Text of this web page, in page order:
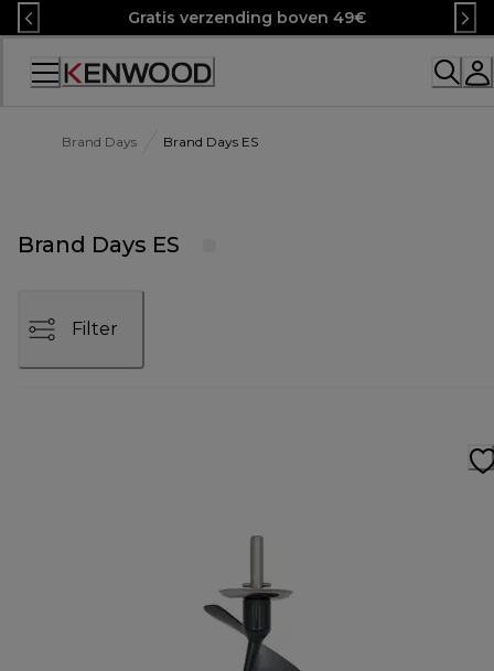
Skip
to
Content
Gratis verzending boven 49€
Accessibility
Brand Days Brand Days ES
Brand Days ES
Filter